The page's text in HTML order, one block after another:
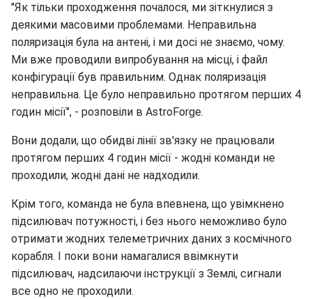
"Як тільки проходження почалося, ми зіткнулися з
деякими масовими проблемами. Неправильна
поляризація була на антені, і ми досі не знаємо, чому.
Ми вже проводили випробування на місці, і файл
конфігурації був правильним. Однак поляризація
неправильна. Це було неправильно протягом перших 4
годин місії", - розповіли в AstroForge.
Вони додали, що обидві лінії зв'язку не працювали
протягом перших 4 годин місії - жодні команди не
проходили, жодні дані не надходили.
Крім того, команда не була впевнена, що увімкнено
підсилювач потужності, і без нього неможливо було
отримати жодних телеметричних даних з космічного
корабля. І поки вони намагалися ввімкнути
підсилювач, надсилаючи інструкції з Землі, сигнали
все одно не проходили.